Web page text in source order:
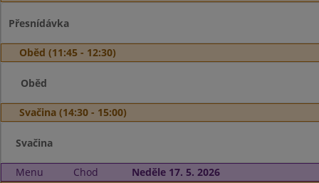
Přesnídávka
Oběd (11:45 - 12:30)
Oběd
Svačina (14:30 - 15:00)
Svačina
Menu Chod
Neděle 17. 5. 2026